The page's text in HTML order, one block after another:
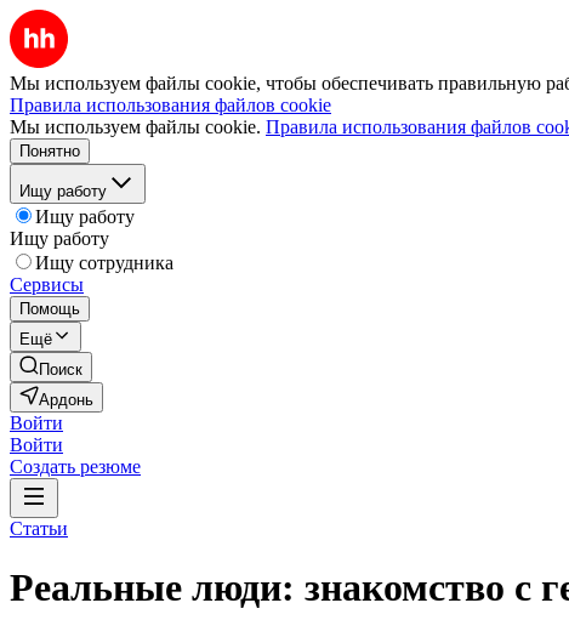
Мы используем файлы cookie, чтобы обеспечивать правильную
Правила использования файлов cookie
Мы используем файлы cookie. Правила использования файлов
Понятно
Ищу работу
Ищу работу
Ищу работу
Ищу сотрудника
Сервисы
Помощь
Ещё
Поиск
Ардонь
Войти
Войти
Создать резюме
Статьи
Реальные люди: знакомство с